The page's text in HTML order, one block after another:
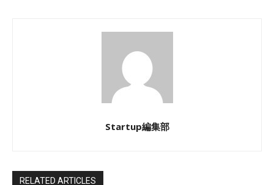
Startup編集部
RELATED ARTICLES